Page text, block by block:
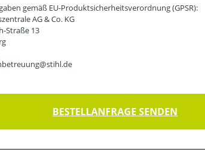
gemäß EU-Produktsicherheitsverordnung (GPSR):
AG & Co. KG
Straße 13
BESTELLANFRAGE SENDEN